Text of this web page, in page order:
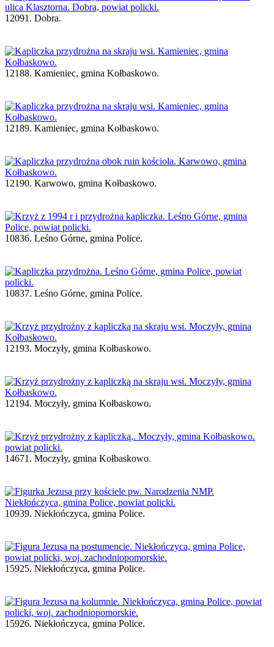
12091. Dobra.
12188. Kamieniec, gmina Kołbaskowo.
12189. Kamieniec, gmina Kołbaskowo.
12190. Karwowo, gmina Kołbaskowo.
10836. Leśno Górne, gmina Police.
10837. Leśno Górne, gmina Police.
12193. Moczyły, gmina Kołbaskowo.
12194. Moczyły, gmina Kołbaskowo.
14671. Moczyły, gmina Kołbaskowo.
10939. Niekłończyca, gmina Police.
15925. Niekłończyca, gmina Police.
15926. Niekłończyca, gmina Police.